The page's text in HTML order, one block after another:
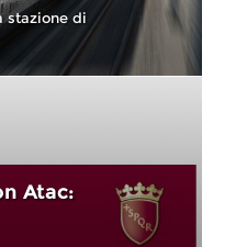
stazione di
Atac: